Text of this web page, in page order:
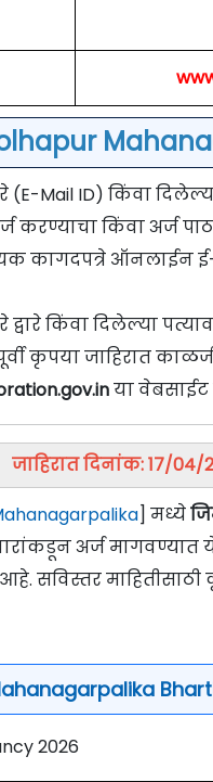
Mail ID) किंवा
करण्याचा किंवा अर्ज
कागदपत्रे ऑनलाईन ई-
किंवा दिलेल्या
कृपया जाहिरात
या
जाहिरात दिनांक: 17/04/
] मध्ये
अर्ज
आहे. सविस्तर माहितीसाठी
2026